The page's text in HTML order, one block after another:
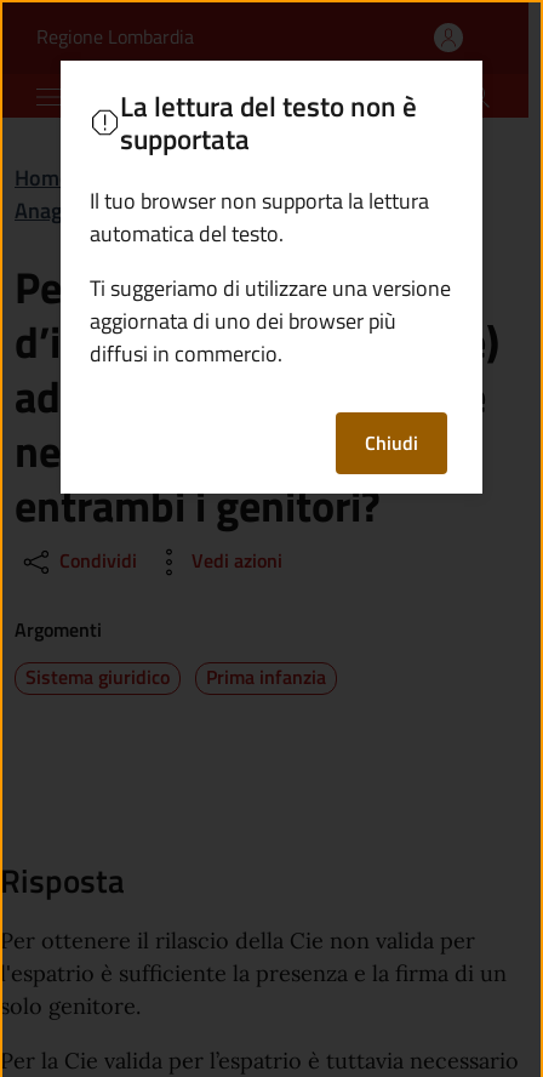
Per il rilascio della
Regione Lombardia(apre in un'altra scheda).
Comune di Capo di Ponte
Home
Anagrafe e stato civile
Per il rilascio della Carta
d’identità elettronica (Cie)
ad un minore di 18 anni è
necessario l’assenso di
entrambi i genitori?
Condividi Vedi azioni
La lettura del testo non è
supportata
Il tuo browser non supporta la lettura
automatica del testo.
Ti suggeriamo di utilizzare una versione
aggiornata di uno dei browser più
diffusi in commercio.
Chiudi
Argomenti
Sistema giuridico
Prima infanzia
Risposta
Per ottenere il rilascio della Cie non valida per
l'espatrio è sufficiente la presenza e la firma di un
solo genitore.
Per la Cie valida per l’espatrio è tuttavia necessario